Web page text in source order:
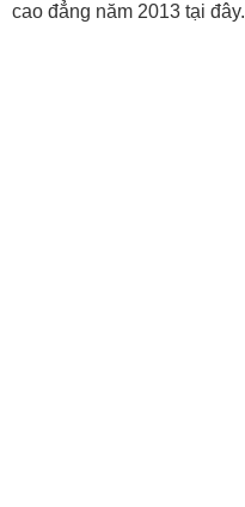
cao đẳng năm 2013 tại đây.